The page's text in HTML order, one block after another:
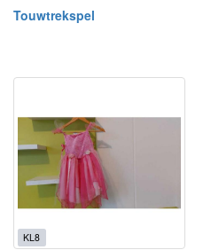
Touwtrekspel
KL8